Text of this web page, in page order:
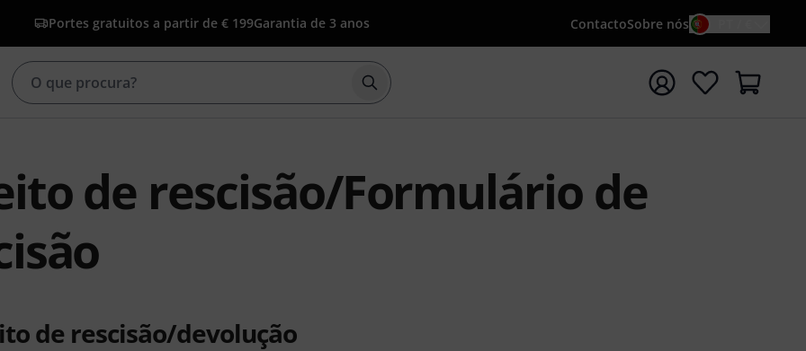
Portes gratuitos a partir de € 199Garantia de 3 anos ContactoSobre nós
Iniciar pesquisa com o termo de pesquisa {searchTerm}
de rescisão/Formulário de
de rescisão/devolução